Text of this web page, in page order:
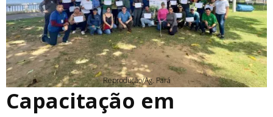
Reprodução/Ag. Pará
Capacitação em